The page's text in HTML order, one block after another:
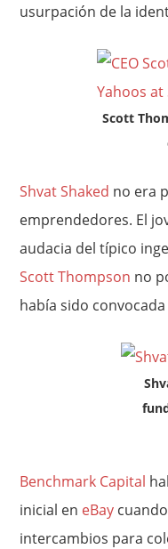
usurpación de la
Scott
Shvat Shaked no era
emprendedores. El
audacia del típico
Scott Thompson no
había sido
Benchmark Capital
inicial en eBay
intercambios para